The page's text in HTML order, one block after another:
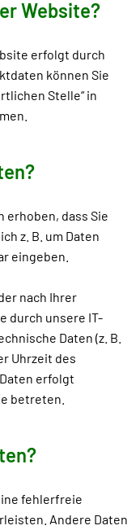
Website?
erfolgt durch
können Sie
Stelle“ in
erhoben, dass Sie
z. B. um Daten
eingeben.
nach Ihrer
durch unsere IT-
Daten (z. B.
Uhrzeit des
erfolgt
betreten.
fehlerfreie
Andere Daten